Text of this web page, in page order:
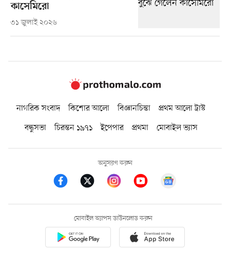
কাসেমিরো
৩১ জুলাই ২০২৬
নাগরিক সংবাদ কিশোর আলো বিজ্ঞানচিন্তা
প্রথম আলো ট্রাস্ট
বন্ধুসভা
চিরন্তন ১৯৭১ ইপেপার প্রথমা মোবাইল ভ্যাস
অনুসরণ করুন
মোবাইল অ্যাপস ডাউনলোড করুন